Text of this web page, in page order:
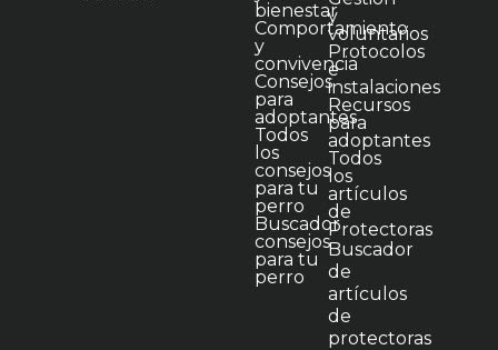
bienestar
Comportamiento
y
convivencia
Consejos
para
adoptantes
Todos
los
consejos
para tu
perro
Buscador
consejos
para tu
perro
y
voluntarios
Protocolos
e
instalaciones
Recursos
para
adoptantes
Todos
los
artículos
de
Protectoras
Buscador
de
artículos
de
protectoras